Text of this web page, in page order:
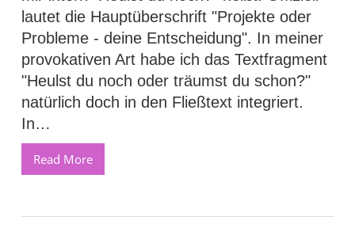
lautet die Hauptüberschrift "Projekte oder
Probleme - deine Entscheidung". In meiner
provokativen Art habe ich das Textfragment
"Heulst du noch oder träumst du schon?"
natürlich doch in den Fließtext integriert.
In…
Read More